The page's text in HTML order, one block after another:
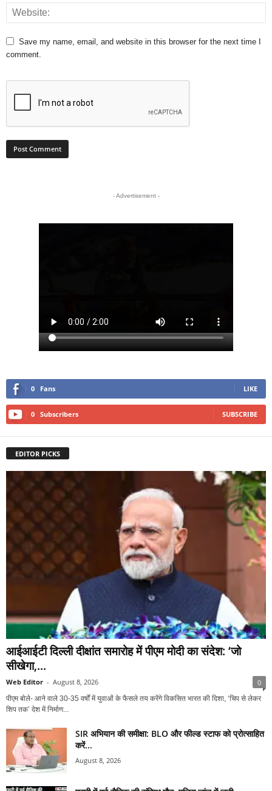
Save my name, email, and website in this browser for the next time I
comment.
- Advertisement -
0 Fans LIKE
0 Subscribers SUBSCRIBE
EDITOR PICKS
आईआईटी दिल्ली दीक्षांत समारोह में पीएम मोदी का संदेश: ‘जो
सीखेगा,...
Web Editor - August 8, 2026 0
पीएम बोले- आने वाले 30-35 वर्षों में युवाओं के फैसले तय करेंगे विकसित भारत की दिशा, ‘चिप से लेकर
शिप तक’ देश में निर्माण...
SIR अभियान की समीक्षा: BLO और फील्ड स्टाफ को प्रोत्साहित
करें...
August 8, 2026